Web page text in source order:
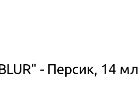
- Персик, 14 мл